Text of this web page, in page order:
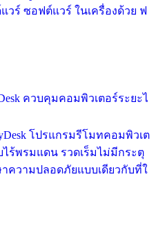
วร์ ซอฟต์แวร์ ในเครื่องด้วย ฟ
ควบคุมคอมพิวเตอร์ระยะไ
โปรแกรมรีโมทคอมพิวเต
ร้พรมแดน รวดเร็มไม่มีกระตุ
ความปลอดภัยแบบเดียวกับที่ใ